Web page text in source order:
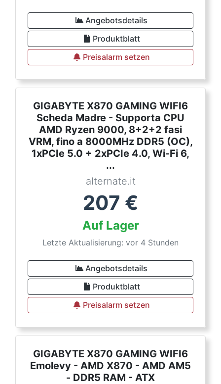
Angebotsdetails
Produktblatt
Preisalarm setzen
GIGABYTE X870 GAMING WIFI6
Scheda Madre - Supporta CPU
AMD Ryzen 9000, 8+2+2 fasi
VRM, fino a 8000MHz DDR5 (OC),
1xPCIe 5.0 + 2xPCIe 4.0, Wi-Fi 6,
...
alternate.it
207 €
Auf Lager
Letzte Aktualisierung: vor 4 Stunden
Angebotsdetails
Produktblatt
Preisalarm setzen
GIGABYTE X870 GAMING WIFI6
Emolevy - AMD X870 - AMD AM5
- DDR5 RAM - ATX